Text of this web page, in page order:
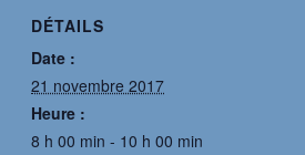
DÉTAILS
Date :
21 novembre 2017
Heure :
8 h 00 min - 10 h 00 min